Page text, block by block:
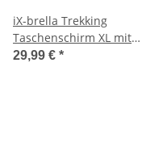
iX-brella Trekking
Taschenschirm XL mit
Umhängetasche
29,99 € *